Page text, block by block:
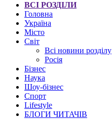
ВСІ РОЗДІЛИ
Головна
Україна
Місто
Світ
Всі новини розділу
Росія
Бізнес
Наука
Шоу-бізнес
Спорт
Lifestyle
БЛОГИ ЧИТАЧІВ